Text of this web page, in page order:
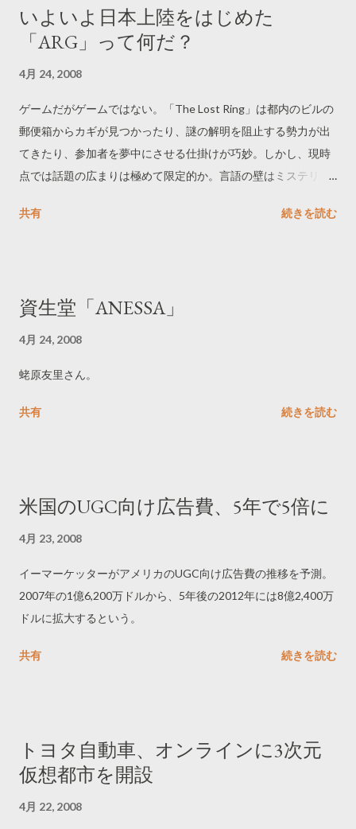
いよいよ日本上陸をはじめた
「ARG」って何だ？
4月 24, 2008
ゲームだがゲームではない。「The Lost Ring」は都内のビルの
郵便箱からカギが見つかったり、謎の解明を阻止する勢力が出
てきたり、参加者を夢中にさせる仕掛けが巧妙。しかし、現時
点では話題の広まりは極めて限定的か。言語の壁はミステリア
----------------------------- The Lost Ring@まとめwiki
共有 続きを読む
資生堂「ANESSA」
4月 24, 2008
蛯原友里さん。
共有 続きを読む
米国のUGC向け広告費、5年で5倍に
4月 23, 2008
イーマーケッターがアメリカのUGC向け広告費の推移を予測。
2007年の1億6,200万ドルから、5年後の2012年には8億2,400万
ドルに拡大するという。
共有 続きを読む
トヨタ自動車、オンラインに3次元
仮想都市を開設
4月 22, 2008